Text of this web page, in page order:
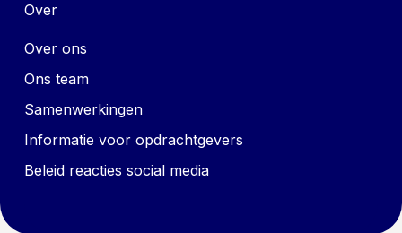
Over
Over ons
Ons team
Samenwerkingen
Informatie voor opdrachtgevers
Beleid reacties social media